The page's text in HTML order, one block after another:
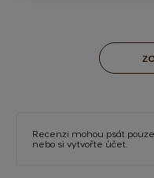
Recenzi mohou psát
nebo si vytvořte účet